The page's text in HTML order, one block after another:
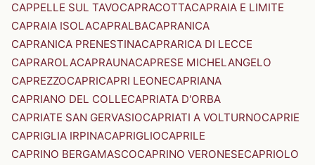
CAPPELLE SUL TAVOCAPRACOTTACAPRAIA E LIMITE
CAPRAIA ISOLACAPRALBACAPRANICA
CAPRANICA PRENESTINACAPRARICA DI LECCE
CAPRAROLACAPRAUNACAPRESE MICHELANGELO
CAPREZZOCAPRICAPRI LEONECAPRIANA
CAPRIANO DEL COLLECAPRIATA D'ORBA
CAPRIATE SAN GERVASIOCAPRIATI A VOLTURNOCAPRIE
CAPRIGLIA IRPINACAPRIGLIOCAPRILE
CAPRINO BERGAMASCOCAPRINO VERONESECAPRIOLO